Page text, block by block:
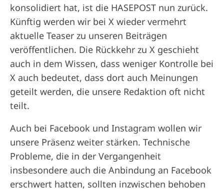
konsolidiert hat, ist die HASEPOST nun zurück.
Künftig werden wir bei X wieder vermehrt
aktuelle Teaser zu unseren Beiträgen
veröffentlichen. Die Rückkehr zu X geschieht
auch in dem Wissen, dass weniger Kontrolle bei
X auch bedeutet, dass dort auch Meinungen
geteilt werden, die unsere Redaktion oft nicht
teilt.
Auch bei Facebook und Instagram wollen wir
unsere Präsenz weiter stärken. Technische
Probleme, die in der Vergangenheit
insbesondere auch die Anbindung an Facebook
erschwert hatten, sollten inzwischen behoben